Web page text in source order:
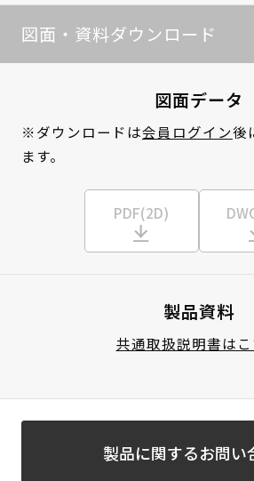
図面・資料ダウンロード
図面データ
※ダウンロードは会員ログイン後
ます。
PDF(2D)
製品資料
共通取扱説明書はこ
製品に関するお問い